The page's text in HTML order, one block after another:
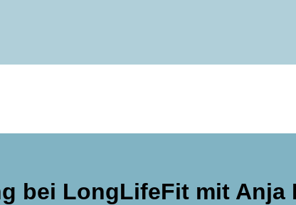
bei LongLifeFit mit Anja